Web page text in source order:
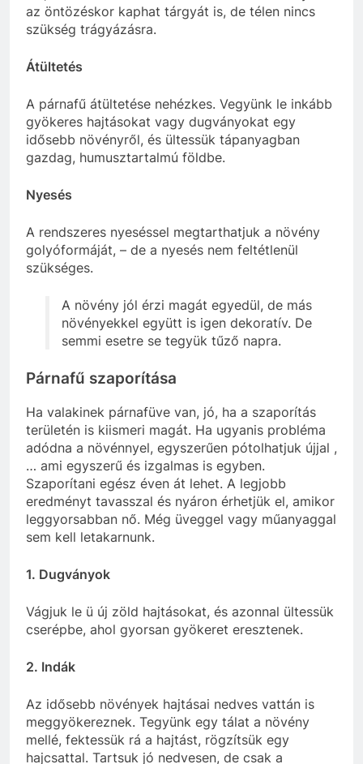
az öntözéskor kaphat tárgyát is, de télen nincs
szükség trágyázásra.
Átültetés
A párnafű átültetése nehézkes. Vegyünk le inkább
gyökeres hajtásokat vagy dugványokat egy
idősebb növényről, és ültessük tápanyagban
gazdag, humusztartalmú földbe.
Nyesés
A rendszeres nyeséssel megtarthatjuk a növény
golyóformáját, – de a nyesés nem feltétlenül
szükséges.
A növény jól érzi magát egyedül, de más
növényekkel együtt is igen dekoratív. De
semmi esetre se tegyük tűző napra.
Párnafű szaporítása
Ha valakinek párnafüve van, jó, ha a szaporítás
területén is kiismeri magát. Ha ugyanis probléma
adódna a növénnyel, egyszerűen pótolhatjuk újjal ,
… ami egyszerű és izgalmas is egyben.
Szaporítani egész éven át lehet. A legjobb
eredményt tavasszal és nyáron érhetjük el, amikor
leggyorsabban nő. Még üveggel vagy műanyaggal
sem kell letakarnunk.
1. Dugványok
Vágjuk le ü új zöld hajtásokat, és azonnal ültessük
cserépbe, ahol gyorsan gyökeret eresztenek.
2. Indák
Az idősebb növények hajtásai nedves vattán is
meggyökereznek. Tegyünk egy tálat a növény
mellé, fektessük rá a hajtást, rögzítsük egy
hajcsattal. Tartsuk jó nedvesen, de csak a